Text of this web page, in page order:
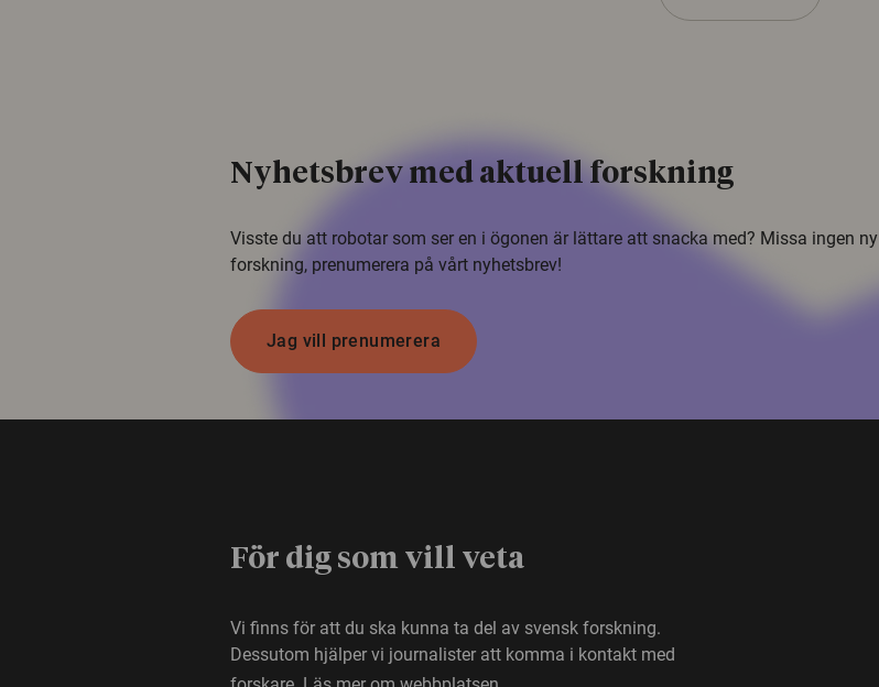
Nyhetsbrev med aktuell forskning
Visste du att robotar som ser en i ögonen är lättare att snacka med? Missa ingen ny
forskning, prenumerera på vårt nyhetsbrev!
Jag vill prenumerera
För dig som vill veta
Vi finns för att du ska kunna ta del av svensk forskning.
Dessutom hjälper vi journalister att komma i kontakt med